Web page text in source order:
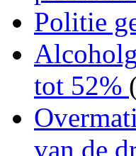
Politie
tot 52%
van de